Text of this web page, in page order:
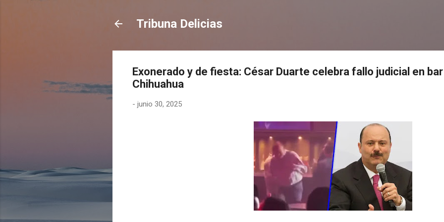
Tribuna Delicias
Exonerado y de fiesta: César Duarte celebra fallo judicial en
Chihuahua
- junio 30, 2025